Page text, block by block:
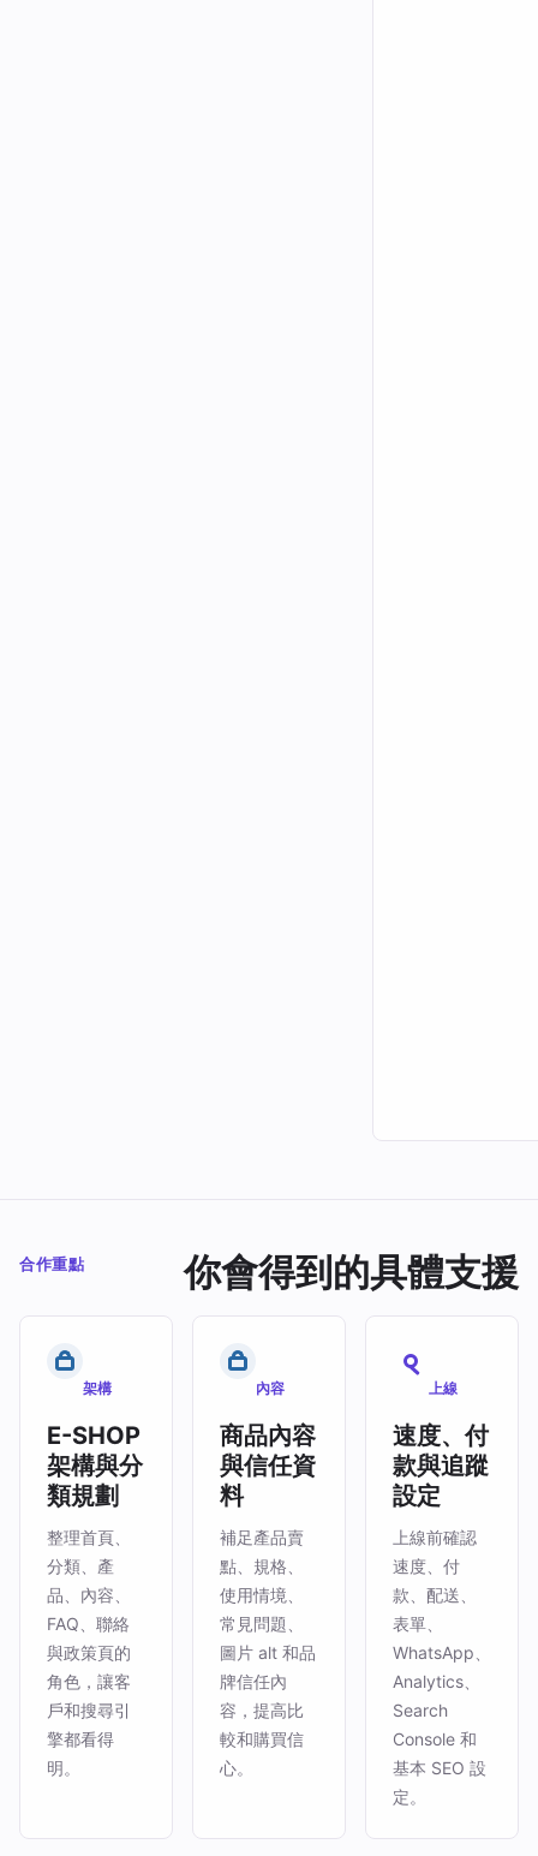
合作重點 你會得到的具體支援
架構
E-SHOP
架構與分
類規劃
整理首頁、
分類、產
品、內容、
FAQ、聯絡
與政策頁的
角色，讓客
戶和搜尋引
擎都看得
明。
內容
商品內容
與信任資
料
補足產品賣
點、規格、
使用情境、
常見問題、
圖片 alt 和品
牌信任內
容，提高比
較和購買信
心。
上線
速度、付
款與追蹤
設定
上線前確認
速度、付
款、配送、
表單、
WhatsApp、
Analytics、
Search
Console 和
基本 SEO 設
定。